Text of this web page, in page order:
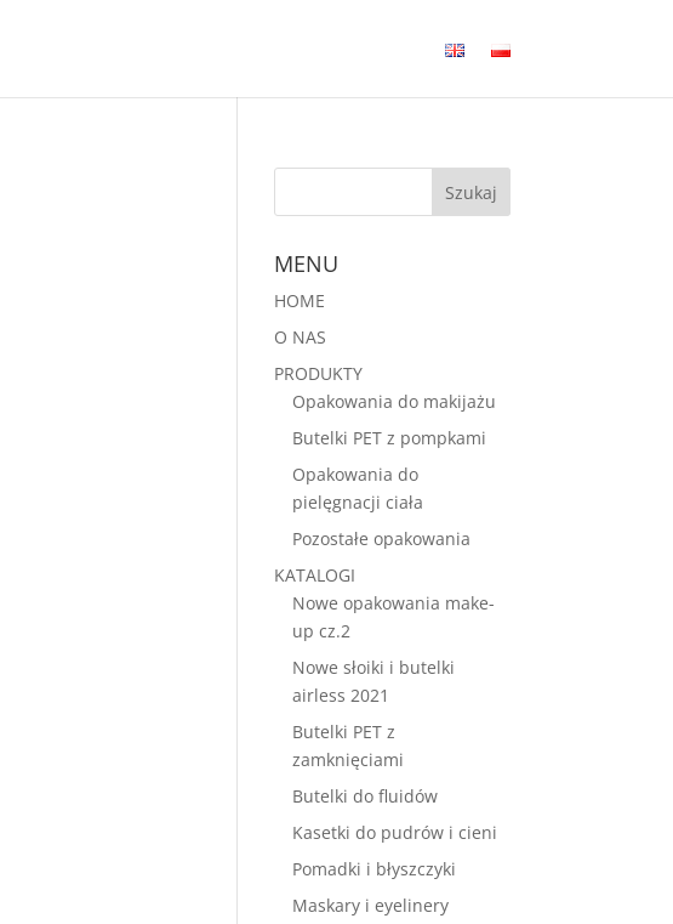
MENU
HOME
O NAS
PRODUKTY
Opakowania do makijażu
Butelki PET z pompkami
Opakowania do
pielęgnacji ciała
Pozostałe opakowania
KATALOGI
Nowe opakowania make-
up cz.2
Nowe słoiki i butelki
airless 2021
Butelki PET z
zamknięciami
Butelki do fluidów
Kasetki do pudrów i cieni
Pomadki i błyszczyki
Maskary i eyelinery